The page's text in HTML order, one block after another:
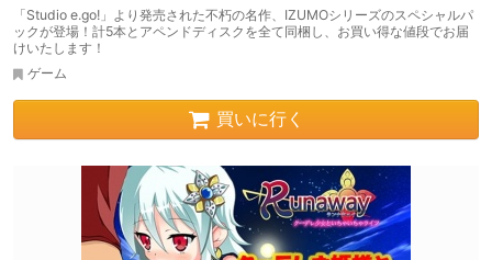
「Studio e.go!」より発売された不朽の名作、IZUMOシリーズのスペシャルパ
ックが登場！計5本とアペンドディスクを全て同梱し、お買い得な値段でお届
けいたします！
ゲーム
買いに行く